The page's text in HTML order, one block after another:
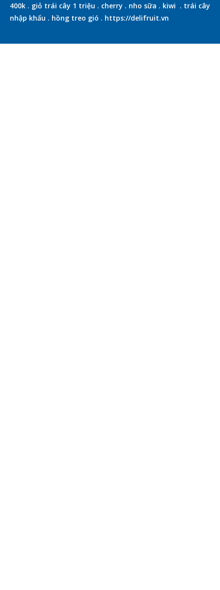
400k . giỏ trái cây 1 triệu . cherry . nho sữa . kiwi . trái cây
nhập khẩu . hồng treo gió . https://delifruit.vn